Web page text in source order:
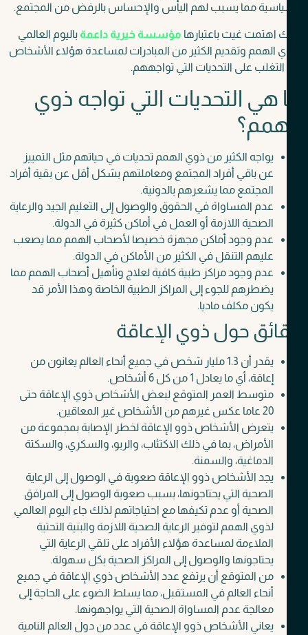
مما يسبب لهم اليأس والإحساس بالرفض من المجتمع.
اهتمت غيث باعتبارهامؤسسة خيرية داعمةباليوم العالمي
الهمم وتقديم الكثير من المبادرات لمساعدة هؤلاء الأشخاص
على التحديات التي تواجههم.
هي التحديات التي تواجه ذوي
يواجه الكثير من ذوي الهمم تحديات في حياتهم مثل التمييز
عن باقي أفراد المجتمع ومعاملتهم بشكل أقل عن بقية أفراد
المجتمع مما يشعرهم بالدونية.
عدم المساواة في الحقوق والوصول إلى التعليم الجيد والرعاية
الصحية اللازمة أو العمل في أماكن كثيرة في الدولة.
عدم وجود أماكن مجهزة خصيصا لأصحاب الهمم مما يصعب
عليهم التنقل في الكثير من الأماكن في الدولة.
عدم وجود مراكز طبية كافية لعلاج وتأهيل أصحاب الهمم مما
يضطرهم للجوء إلى المراكز الطبية الخاصة وهذا الأمر قد
يكون مكلف ماديا.
حول ذوي الإعاقة
يقدر أن 1.3 مليار شخص في جميع أنحاء العالم يعانون من
إعاقة، أي ما يعادل 1 من كل 6 أشخاص.
متوسط العمر المتوقع لبعض الأشخاص ذوي الإعاقة حتى
يتعرض الأشخاص ذوو الإعاقة لخطر الإصابة بمجموعة من
الأمراض، بما في ذلك الاكتئاب، والربو، والسكري، والسكتة
الدماغية، والسمنة.
يجد الأشخاص ذوو الإعاقة صعوبة في الوصول إلى الرعاية
الصحية التي يحتاجونها، بسبب صعوبة الوصول إلى المرافق
الصحية أو عدم تكيفها مع احتياجاتهم لذلك جاء اليوم العالمي
لذوي الهمم لتوفير الرعاية الصحية اللازمة والبنية التحتية
الملاءمة لمساعدة هؤلاء الأفراد على تلقي الرعاية التي
يحتاجونها والوصول إلى المراكز الصحية بكل سهولة.
من المتوقع أن يرتفع عدد الأشخاص ذوي الإعاقة في جميع
أنحاء العالم في المستقبل، مما يسلط الضوء على الحاجة إلى
معالجة عدم المساواة الصحية التي يواجهونها.
يعاني الأشخاص ذوو الإعاقة في عدد من دول العالم النامية